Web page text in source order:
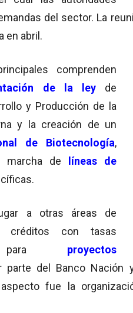
del sector. La
en abril.
comprenden
de la leyde
y Producción de la
y la creación de un
de Biotecnología,
marcha de líneas de
a otras áreas de
créditos con tasas
para proyectos
parte del Banco Nación
aspecto fue la